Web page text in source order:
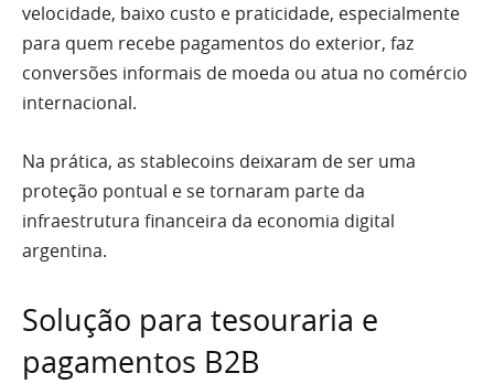
velocidade, baixo custo e praticidade, especialmente
para quem recebe pagamentos do exterior, faz
conversões informais de moeda ou atua no comércio
internacional.
Na prática, as stablecoins deixaram de ser uma
proteção pontual e se tornaram parte da
infraestrutura financeira da economia digital
argentina.
Solução para tesouraria e
pagamentos B2B